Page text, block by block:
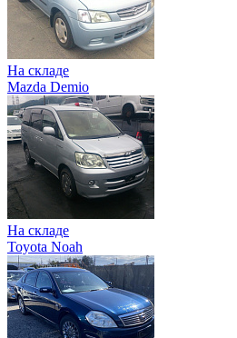
На складе
Mazda Demio
На складе
Toyota Noah